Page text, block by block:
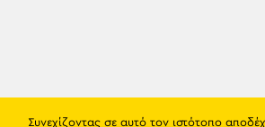
Συνεχίζοντας σε αυτό τον ιστότοπο